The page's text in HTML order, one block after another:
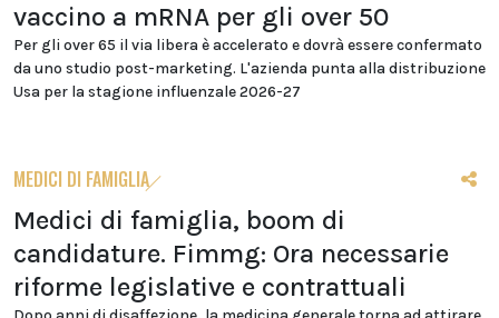
vaccino a mRNA per gli over 50
Per gli over 65 il via libera è accelerato e dovrà essere confermato
da uno studio post-marketing. L'azienda punta alla distribuzione
Usa per la stagione influenzale 2026-27
MEDICI DI FAMIGLIA
Medici di famiglia, boom di
candidature. Fimmg: Ora necessarie
riforme legislative e contrattuali